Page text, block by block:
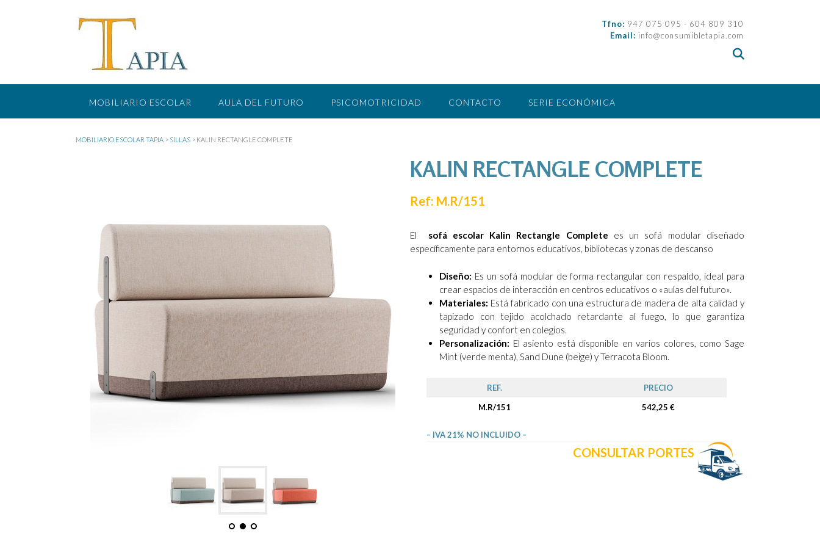
Tfno: 947 075 095 - 604 809 310
Email: info@consumibletapia.com
MOBILIARIO ESCOLAR AULA DEL FUTURO PSICOMOTRICIDAD CONTACTO SERIE ECONÓMICA
MOBILIARIO ESCOLAR TAPIA > SILLAS > KALIN RECTANGLE COMPLETE
KALIN RECTANGLE COMPLETE
Ref: M.R/151
El sofá escolar Kalin Rectangle Complete es un sofá modular diseñado
específicamente para entornos educativos, bibliotecas y zonas de descanso
Diseño: Es un sofá modular de forma rectangular con respaldo, ideal para
crear espacios de interacción en centros educativos o «aulas del futuro».
Materiales: Está fabricado con una estructura de madera de alta calidad y
tapizado con tejido acolchado retardante al fuego, lo que garantiza
seguridad y confort en colegios.
Personalización: El asiento está disponible en varios colores, como Sage
Mint (verde menta), Sand Dune (beige) y Terracota Bloom.
REF.
PRECIO
M.R/151
542,25 €
– IVA 21% NO INCLUIDO –
CONSULTAR PORTES